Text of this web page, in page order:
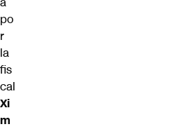
po
r
la
fis
cal
Xi
m